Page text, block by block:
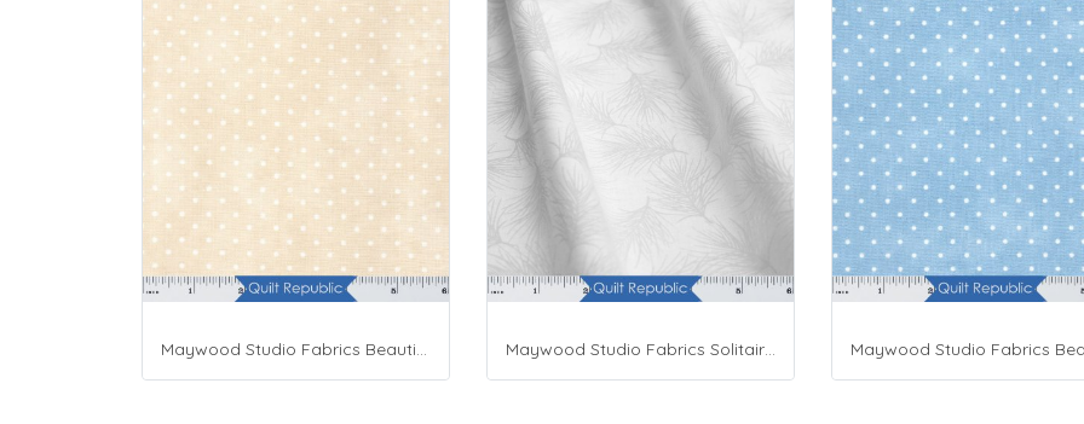
Maywood Studio Fabrics Beautiful Basics Maywood Studio Fabrics Solitaire Whites